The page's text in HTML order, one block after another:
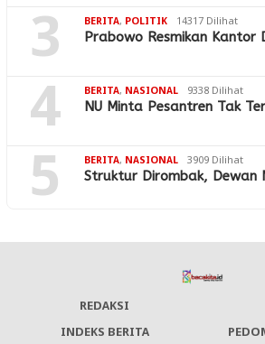
3 BERITA, POLITIK 14317 Dilihat
Prabowo Resmikan Kantor
4 BERITA, NASIONAL 9338 Dilihat
NU Minta Pesantren Tak
5 BERITA, NASIONAL 3909 Dilihat
Struktur Dirombak,
REDAKSI
INDEKS BERITA